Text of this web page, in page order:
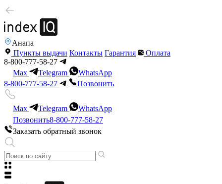
Анапа
Пункты выдачи Контакты Гарантия
Оплата
8-800-777-58-27
Max
Telegram
WhatsApp
8-800-777-58-27
Позвонить
Max Telegram
WhatsApp
Позвонить8-800-777-58-27
Заказать обратный звонок